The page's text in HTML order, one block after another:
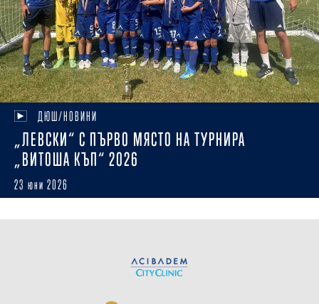
ДЮШ/НОВИНИ
„ЛЕВСКИ“ С ПЪРВО МЯСТО НА ТУРНИРА
„ВИТОША КЪП“ 2026
23 юни 2026